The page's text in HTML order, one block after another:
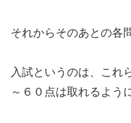
それからそのあとの各
入試というのは、これ
～６０点は取れるよう